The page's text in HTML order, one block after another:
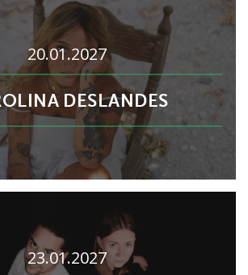
20.01.2027
DESLANDES
23.01.2027